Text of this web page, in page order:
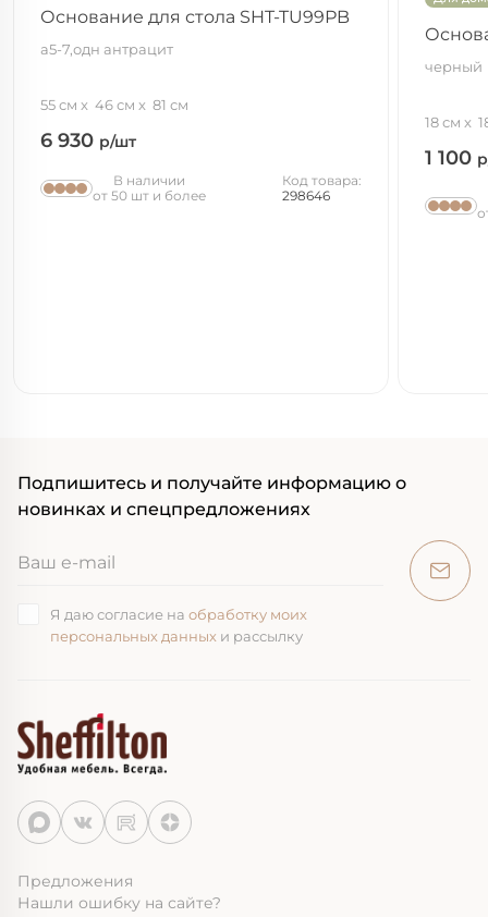
Основание для стола SHT-TU99РB
а5-7,одн антрацит
55 см 46 см 81 см
6 930 р/шт
В наличии
от 50 шт и более
Код товара:
298646
черный
18 см
1 100
Подпишитесь и получайте информацию о
новинках и спецпредложениях
Я даю согласие на обработку моих
персональных данных и рассылку
Предложения
Нашли ошибку на сайте?